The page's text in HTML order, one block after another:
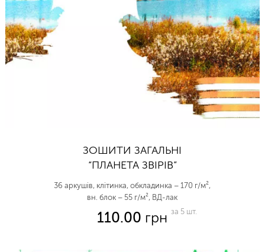
ЗОШИТИ ЗАГАЛЬНІ
“ПЛАНЕТА ЗВІРІВ”
36 аркушів, клітинка, обкладинка – 170 г/м²,
вн. блок – 55 г/м², ВД-лак
110.00 грн за 5 шт.